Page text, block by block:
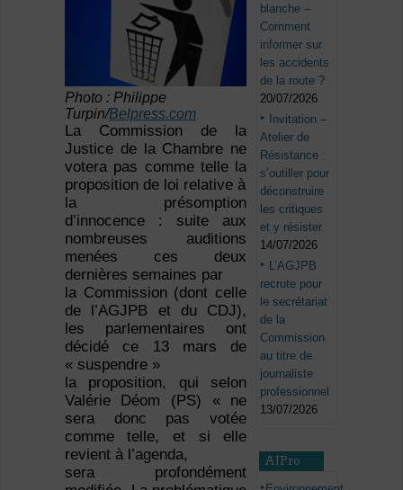
Photo : Philippe
Turpin/Belpress.com
La Commission de la
Justice de la Chambre ne
votera pas comme telle la
proposition de loi relative à
la présomption
d’innocence : suite aux
nombreuses auditions
menées ces deux
dernières semaines par
la Commission (dont celle
de l’AGJPB et du CDJ),
les parlementaires ont
décidé ce 13 mars de
« suspendre »
la proposition, qui selon
Valérie Déom (PS) « ne
sera donc pas votée
comme telle, et si elle
revient à l’agenda,
sera profondément
blanche –
Comment
informer sur
les accidents
de la route ?
20/07/2026
Invitation –
Atelier de
Résistance :
s’outiller pour
déconstruire
les critiques
et y résister
14/07/2026
L’AGJPB
recrute pour
le secrétariat
de la
Commission
au titre de
journaliste
professionnel
13/07/2026
AJPro